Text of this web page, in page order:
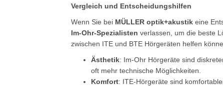
Vergleich und Entscheidungshilfen
Wenn Sie bei MÜLLER optik+akustik eine
Im-Ohr-Spezialisten verlassen, um die beste
zwischen ITE und BTE Hörgeräten helfen
Ästhetik: Im-Ohr Hörgeräte sind
oft mehr technische Möglichkeiten.
Komfort: ITE-Hörgeräte sind